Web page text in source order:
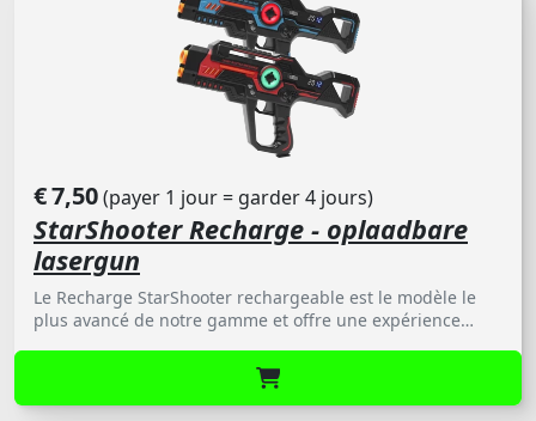
€7,50(payer 1 jour = garder 4 jours)
StarShooter Recharge - oplaadbare
lasergun
Le Recharge StarShooter rechargeable est le modèle le
plus avancé de notre gamme et offre une expérience
équipé d'une fonction Anti-Triche avancée, éliminant
totalement la possibilité de tricher. Grâce à de
nombreuses autres fonctionnalités innovantes, le